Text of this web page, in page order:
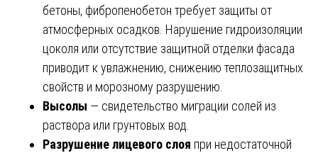
бетоны, фибропенобетон требует защиты от
атмосферных осадков. Нарушение гидроизоляции
цоколя или отсутствие защитной отделки фасада
приводит к увлажнению, снижению теплозащитных
свойств и морозному разрушению.
Высолы — свидетельство миграции солей из
раствора или грунтовых вод.
Разрушение лицевого слоя при недостаточной